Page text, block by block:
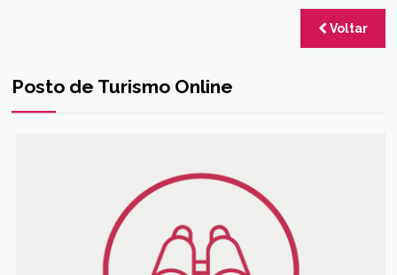
Voltar
Posto de Turismo Online